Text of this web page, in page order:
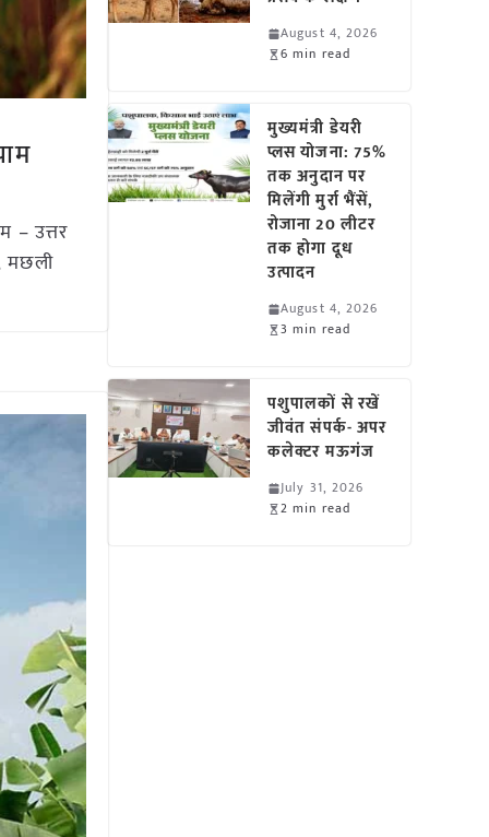
– उत्तर
मछली
August 4, 2026
6 min read
मुख्यमंत्री डेयरी
प्लस योजना: 75%
तक अनुदान पर
मिलेंगी मुर्रा भैंसें,
रोजाना 20 लीटर
तक होगा दूध
उत्पादन
August 4, 2026
3 min read
पशुपालकों से रखें
जीवंत संपर्क- अपर
कलेक्टर मऊगंज
July 31, 2026
2 min read